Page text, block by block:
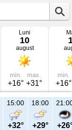
Luni
10
august
min.
+16°
max.
+31°
min.
+16°
15:00
+32°
18:00
+29°